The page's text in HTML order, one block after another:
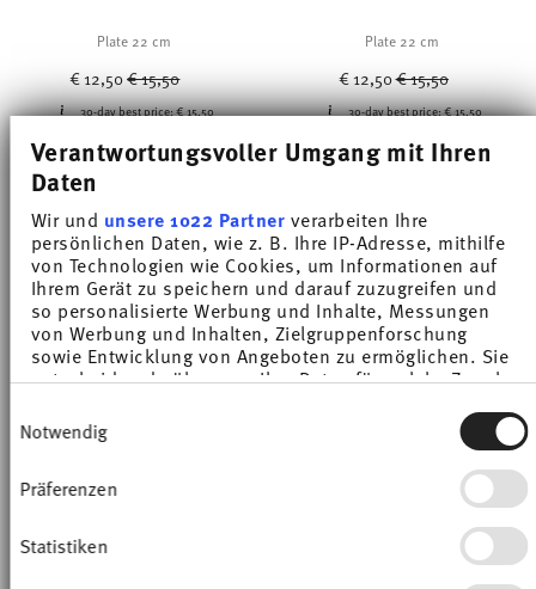
Verantwortungsvoller Umgang mit Ihren
Daten
Wir und unsere 1022 Partnerverarbeiten Ihre
persönlichen Daten, wie z. B. Ihre IP-Adresse, mithilfe
von Technologien wie Cookies, um Informationen auf
Ihrem Gerät zu speichern und darauf zuzugreifen und
so personalisierte Werbung und Inhalte, Messungen
von Werbung und Inhalten, Zielgruppenforschung
sowie Entwicklung von Angeboten zu ermöglichen. Sie
entscheiden darüber, wer Ihre Daten für welche Zwecke
Cookie-Erklärung oder durch Klicken auf das Privacy
Trigger Symbol ändern oder widerrufen
Wenn Sie es erlauben, würden wir auch gerne:
erfassen, welche bis auf einige Meter genau sein
Notwendig
Präferenzen
Statistiken
Plate 22 cm
€ 12,50Price reduced from
€ 15,50
30-day best price:€ 15,50
Plate 22 cm
€ 12,50Price reduced from
€ 15,50
30-day best price:€ 15,50
SUNNY DAY GREIGE
-19%
LOFT COLOR MOSS GREEN
-30%